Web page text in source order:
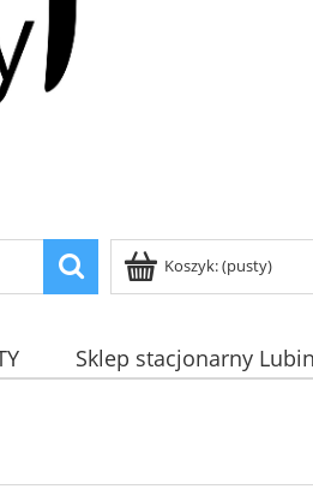
Koszyk:(pusty)
Sklep stacjonarny Lubin